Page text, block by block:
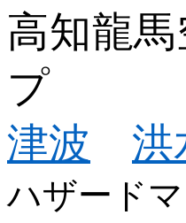
高知龍
プ
津波
洪
ハザード